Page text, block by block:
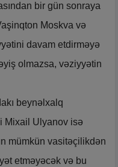
bir gün sonraya
Moskva və
davam etdirməyə
olmazsa, vəziyyətin
beynəlxalq
Mixail Ulyanov isə
mümkün vasitəçilikdən
etməyəcək və bu